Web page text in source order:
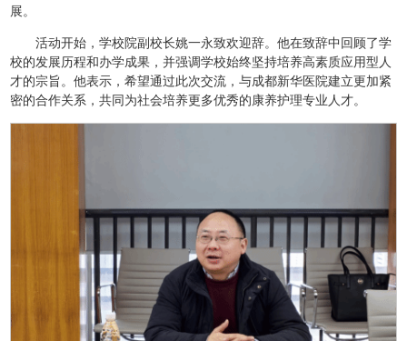
展。
活动开始，学校院副校长姚一永致欢迎辞。他在致辞中回顾了学
校的发展历程和办学成果，并强调学校始终坚持培养高素质应用型人
才的宗旨。他表示，希望通过此次交流，与成都新华医院建立更加紧
密的合作关系，共同为社会培养更多优秀的康养护理专业人才。